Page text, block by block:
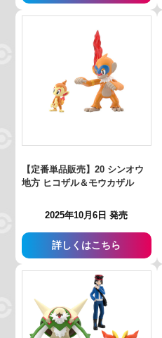
【定番単品販売】20 シンオウ
地方 ヒコザル＆モウカザル
2025年10月6日 発売
詳しくはこちら